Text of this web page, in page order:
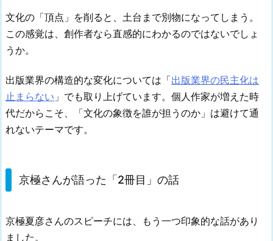
文化の「頂点」を削ると、土台まで別物になってしまう。
この感覚は、創作者なら直感的にわかるのではないでしょ
うか。
出版業界の構造的な変化については「出版業界の民主化は
止まらない 」でも取り上げています。個人作家が増えた時
代だからこそ、「文化の象徴を誰が担うのか」は避けて通
れないテーマです。
京極さんが語った「2冊目」の話
京極夏彦さんのスピーチには、もう一つ印象的な話があり
ました。